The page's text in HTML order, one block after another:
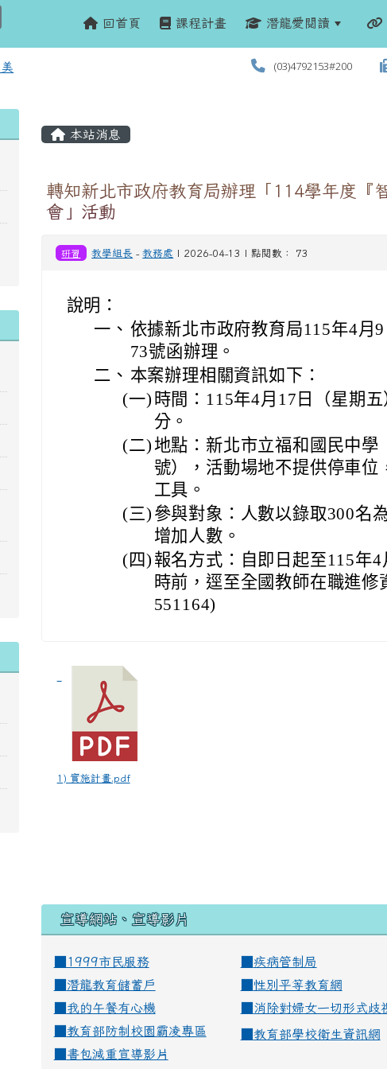
回首頁 課程計畫 潛龍愛閱讀
(03)4792153#200
本站消息
轉知新北市政府教育局辦理「114學年度
會」活動
研習 教學組長 -教務處 | 2026-04-13 | 點閱數： 73
說明：
一、 依據新北市政府教育局115年4月
73號函辦理。
二、 本案辦理相關資訊如下：
(一) 時間：115年4月17日（星期
分。
(二)地點：新北市立福和國民中學
號），活動場地不提供停車位
工具。
(三) 參與對象：人數以錄取300名
增加人數。
(四) 報名方式：自即日起至115年
時前，逕至全國教師在職進
551164)
1) 實施計畫.pdf
宣導網站、宣導影片
■1999市民服務 疾病管制局
潛龍教育儲蓄戶 性別平等教育網
我的午餐有心機
消除對婦女一切形式歧
教育部防制校園霸凌專區
教育部學校衛生資訊網
書包減重宣導影片